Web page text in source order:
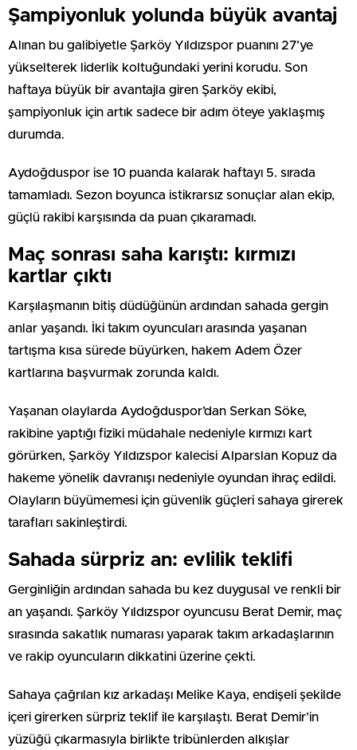
Şampiyonluk yolunda büyük avantaj
Alınan bu galibiyetle Şarköy Yıldızspor puanını 27’ye
yükselterek liderlik koltuğundaki yerini korudu. Son
haftaya büyük bir avantajla giren Şarköy ekibi,
şampiyonluk için artık sadece bir adım öteye yaklaşmış
durumda.
Aydoğduspor ise 10 puanda kalarak haftayı 5. sırada
tamamladı. Sezon boyunca istikrarsız sonuçlar alan ekip,
güçlü rakibi karşısında da puan çıkaramadı.
Maç sonrası saha karıştı: kırmızı
kartlar çıktı
Karşılaşmanın bitiş düdüğünün ardından sahada gergin
anlar yaşandı. İki takım oyuncuları arasında yaşanan
tartışma kısa sürede büyürken, hakem Adem Özer
kartlarına başvurmak zorunda kaldı.
Yaşanan olaylarda Aydoğduspor’dan Serkan Söke,
rakibine yaptığı fiziki müdahale nedeniyle kırmızı kart
görürken, Şarköy Yıldızspor kalecisi Alparslan Kopuz da
hakeme yönelik davranışı nedeniyle oyundan ihraç edildi.
Olayların büyümemesi için güvenlik güçleri sahaya girerek
tarafları sakinleştirdi.
Sahada sürpriz an: evlilik teklifi
Gerginliğin ardından sahada bu kez duygusal ve renkli bir
an yaşandı. Şarköy Yıldızspor oyuncusu Berat Demir, maç
sırasında sakatlık numarası yaparak takım arkadaşlarının
ve rakip oyuncuların dikkatini üzerine çekti.
Sahaya çağrılan kız arkadaşı Melike Kaya, endişeli şekilde
içeri girerken sürpriz teklif ile karşılaştı. Berat Demir’in
yüzüğü çıkarmasıyla birlikte tribünlerden alkışlar